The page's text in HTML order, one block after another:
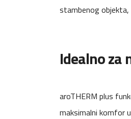
stambenog objekta,
Idealno za
aroTHERM plus
maksimalni komfor